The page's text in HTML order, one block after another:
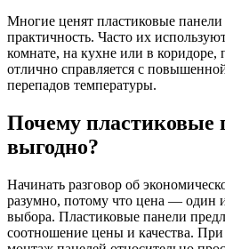
Многие ценят пластиковые панели
практичность. Часто их
комнате, на кухне или в коридоре,
отлично справляется с
перепадов температуры.
Почему пластиковые
выгодно?
Начинать разговор об
разумно, потому что цена — один
выбора. Пластиковые панели
соотношение цены и качества.